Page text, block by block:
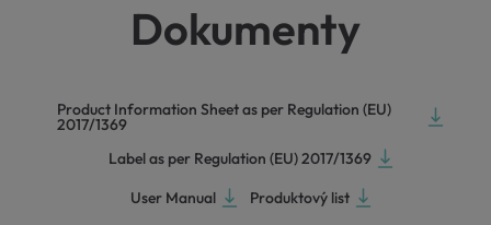
Dokumenty
Product Information Sheet as per Regulation (EU)
2017/1369
Label as per Regulation (EU) 2017/1369
User Manual
Produktový list